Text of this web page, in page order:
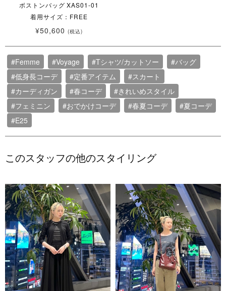
ボストンバッグ XAS01-01
着用サイズ：FREE
¥50,600 (税込)
#Femme #Voyage #Tシャツ/カットソー
#バッグ
#低身長コーデ
#定番アイテム
#スカート
#カーディガン
#春コーデ
#きれいめスタイル
#フェミニン
#おでかけコーデ #春夏コーデ
#夏コーデ
#E25
このスタッフの他のスタイリング